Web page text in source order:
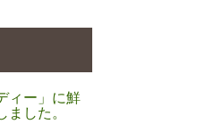
ィー」に鮮
ました。